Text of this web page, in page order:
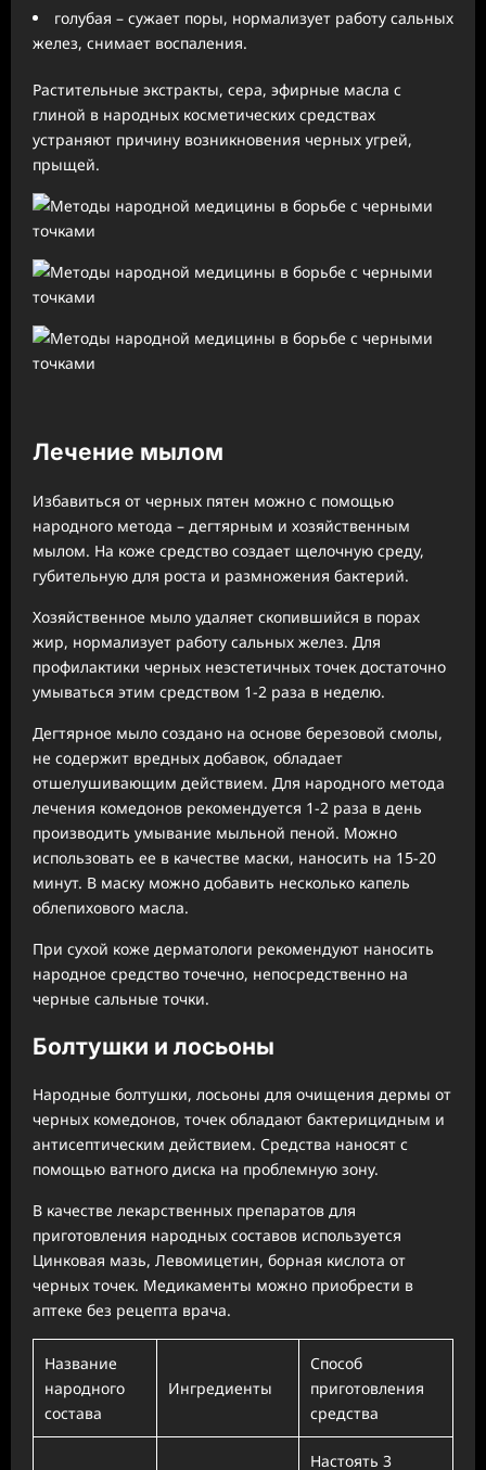
голубая – сужает поры, нормализует работу сальных
желез, снимает воспаления.
Растительные экстракты, сера, эфирные масла с
глиной в народных косметических средствах
устраняют причину возникновения черных угрей,
прыщей.
Лечение мылом
Избавиться от черных пятен можно с помощью
народного метода – дегтярным и хозяйственным
мылом. На коже средство создает щелочную среду,
губительную для роста и размножения бактерий.
Хозяйственное мыло удаляет скопившийся в порах
жир, нормализует работу сальных желез. Для
профилактики черных неэстетичных точек достаточно
умываться этим средством 1-2 раза в неделю.
Дегтярное мыло создано на основе березовой смолы,
не содержит вредных добавок, обладает
отшелушивающим действием. Для народного метода
лечения комедонов рекомендуется 1-2 раза в день
производить умывание мыльной пеной. Можно
использовать ее в качестве маски, наносить на 15-20
минут. В маску можно добавить несколько капель
облепихового масла.
При сухой коже дерматологи рекомендуют наносить
народное средство точечно, непосредственно на
черные сальные точки.
Болтушки и лосьоны
Народные болтушки, лосьоны для очищения дермы от
черных комедонов, точек обладают бактерицидным и
антисептическим действием. Средства наносят с
помощью ватного диска на проблемную зону.
В качестве лекарственных препаратов для
приготовления народных составов используется
Цинковая мазь, Левомицетин, борная кислота от
черных точек. Медикаменты можно приобрести в
аптеке без рецепта врача.
Название
народного
состава
Ингредиенты
Способ
приготовления
средства
Настоять 3